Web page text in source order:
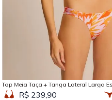
Adicionar na sacola
Top Meia Taça + Tanga Lateral Larga
Kissed R$ 239,90